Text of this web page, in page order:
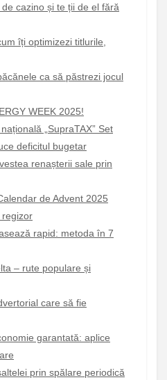
cazino și te ții de el fără
îți optimizezi titlurile,
ca să păstrezi jocul
WEEK 2025!
„SupraTAX” Set
deficitul bugetar
renașterii sale prin
de Advent 2025
regizor
rapid: metoda în 7
– rute populare și
care să fie
garantată: aplice
prin spălare periodică